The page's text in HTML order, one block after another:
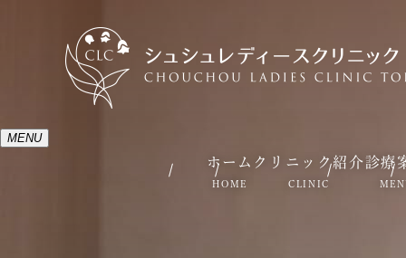
MENU
ホーム
HOME
クリニック紹介
CLINIC
診療